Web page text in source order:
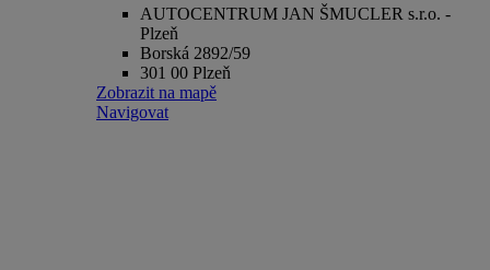
AUTOCENTRUM JAN ŠMUCLER s.r.o. -
Plzeň
Borská 2892/59
301 00 Plzeň
Zobrazit na mapě
Navigovat